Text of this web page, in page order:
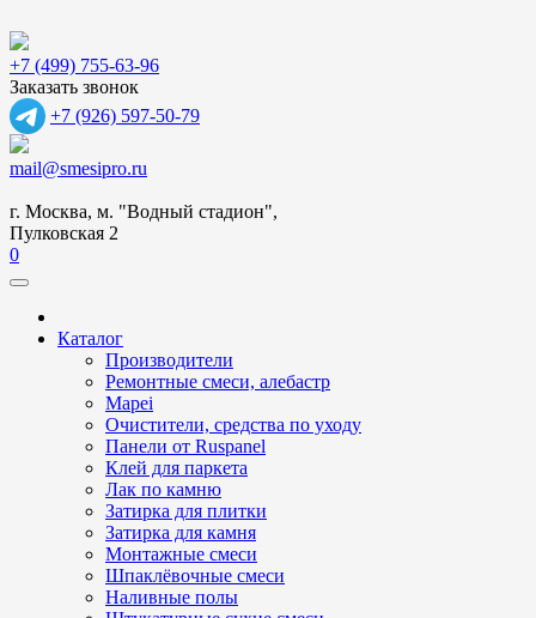
+7 (499) 755-63-96
Заказать звонок
+7 (926) 597-50-79
mail@smesipro.ru
г. Москва, м. "Водный стадион",
Пулковская 2
0
Каталог
Производители
Ремонтные смеси, алебастр
Mapei
Очистители, средства по уходу
Панели от Ruspanel
Клей для паркета
Лак по камню
Затирка для плитки
Затирка для камня
Монтажные смеси
Шпаклёвочные смеси
Наливные полы